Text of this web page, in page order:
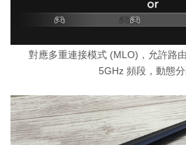
對應多重連接模式 (MLO)，允許路
5GHz 頻段，動態